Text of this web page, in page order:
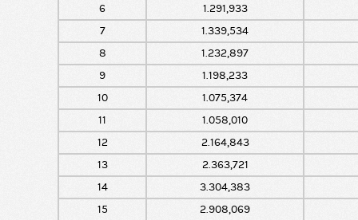
6
1.291,933
7
1.339,534
8
1.232,897
9
1.198,233
10
1.075,374
11
1.058,010
12
2.164,843
13
2.363,721
14
3.304,383
15
2.908,069